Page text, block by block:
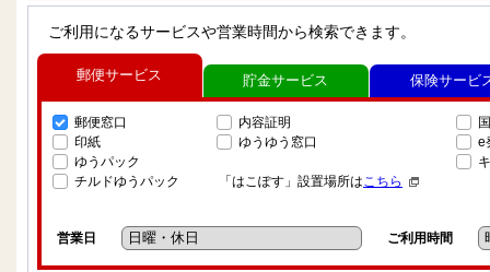
ご利用になるサービスや営業時間から検索できます。
郵便サービス
郵便窓口
印紙
ゆうパック
チルドゆうパック
内容証明
ゆうゆう窓口
「はこぽす」設置場所はこちら
e
営業日 ご利用時間
貯金サービス 保険サービ